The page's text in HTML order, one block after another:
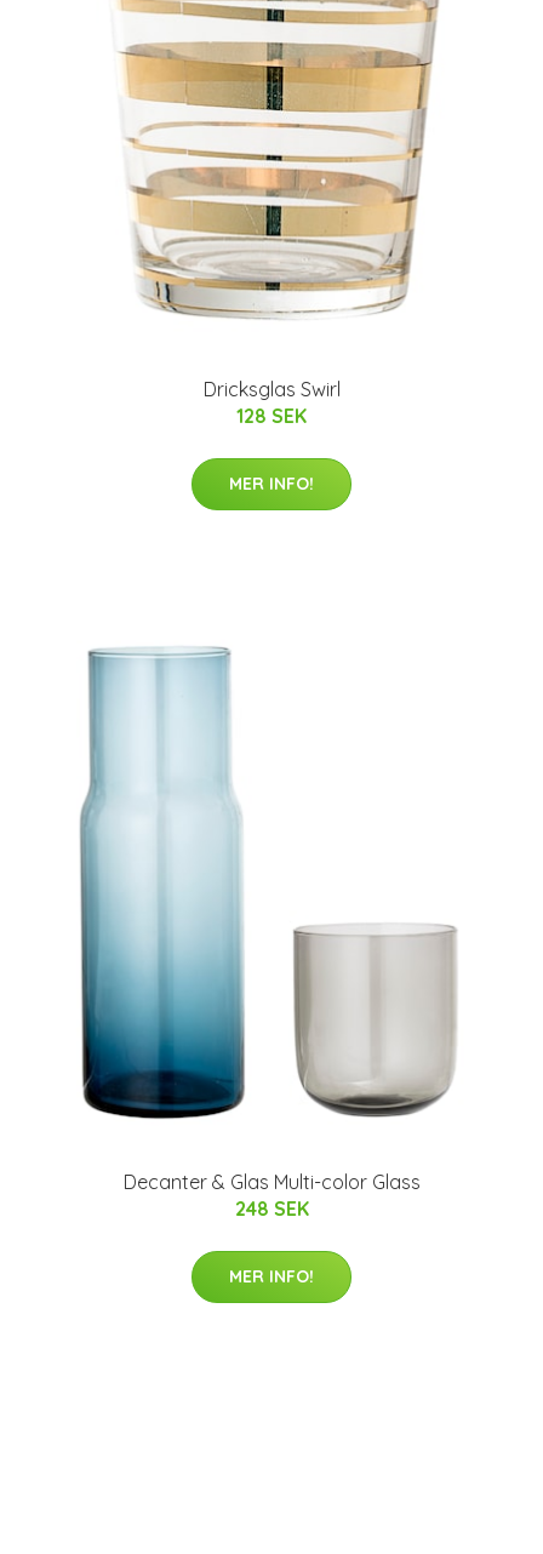
Dricksglas Swirl
128 SEK
MER INFO!
Decanter & Glas Multi-color Glass
248 SEK
MER INFO!